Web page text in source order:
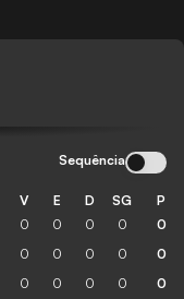
Sequência
V E D SG P
0 0 0 0 0
0 0 0 0 0
0 0 0 0 0